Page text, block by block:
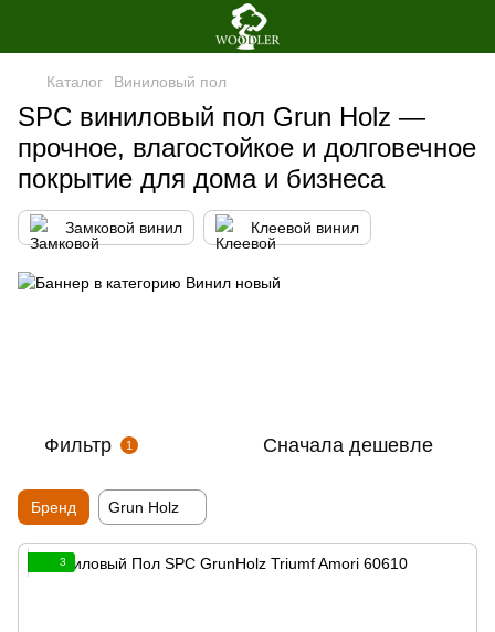
Каталог Виниловый пол
SPC виниловый пол Grun Holz —
прочное, влагостойкое и долговечное
покрытие для дома и бизнеса
Замковой винил Клеевой винил
Фильтр 1 Сначала дешевле
Бренд Grun Holz
3